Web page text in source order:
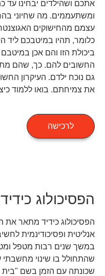
אתכם ושהילדים יבחינו
ומשתעממים. מה שחיוני
עצמם מהחישוקים
כלומר, תהיו במיטבכם ליד
ביכולת הזו והם אכן
החשובים להם. כך, שהם
גם נוכח ילדם. העיקרון
את צמיחתם. בואו ללמוד
לרכישה
הפסיכולוג כידיד
הפסיכולוג כידיד מתאר
אנליטית ופסיכודינמית
במשך שנים רבות מטפל
שהתחולל בו שינוי מחשבתי
שכונתה עם הזמן בשם "בית